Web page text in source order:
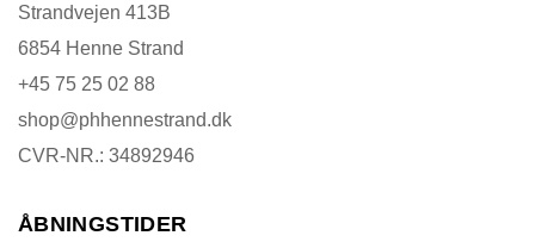
Strandvejen 413B
6854 Henne Strand
+45 75 25 02 88
shop@phhennestrand.dk
CVR-NR.: 34892946
ÅBNINGSTIDER